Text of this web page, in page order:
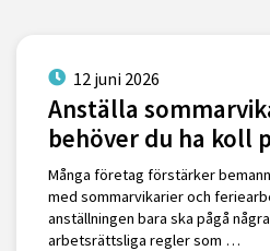
12 juni 2026
Anställa
behöver du ha koll
Många företag förstärker
med sommarvikarier och
anställningen bara ska pågå
arbetsrättsliga regler som …